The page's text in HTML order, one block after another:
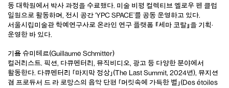
동 대학원에서 박사 과정을 수료했다. 미술 비평 컬렉티브 옐로우 펜 클럽
일원으로 활동하며, 전시 공간 ‘YPC SPACE’를 공동 운영하고 있다.
서울시립미술관 학예연구사로 온라인 연구 플랫폼 『세마 코랄』을 기획·
운영한 바 있다.
기욤 슈미테르(Guillaume Schmitter)
컬러리스트. 픽션, 다큐멘터리, 뮤직비디오, 광고 등 다양한 분야에서
활동한다. 다큐멘터리 「마지막 정상」(The Last Summit, 2024년), 뮤지션
겸 프로듀서 드 라 로망스의 음악 단편 「머릿속에 가득한 별」(Des étoiles